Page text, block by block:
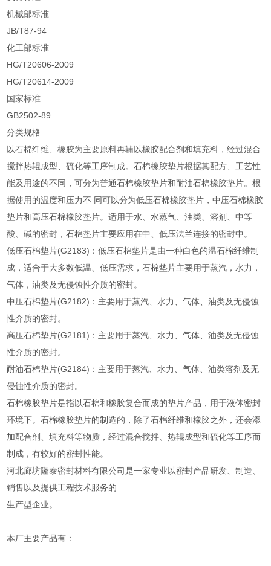
机械部标准
JB/T87-94
化工部标准
HG/T20606-2009
HG/T20614-2009
国家标准
GB2502-89
分类规格
以石棉纤维、橡胶为主要原料再辅以橡胶配合剂和填充料，经过混合
搅拌热辊成型、硫化等工序制成。石棉橡胶垫片根据其配方、工艺性
能及用途的不同，可分为普通石棉橡胶垫片和耐油石棉橡胶垫片。根
据使用的温度和压力不 同可以分为低压石棉橡胶垫片，中压石棉橡胶
垫片和高压石棉橡胶垫片。适用于水、水蒸气、油类、溶剂、中等
酸、碱的密封，石棉垫片主要应用在中、低压法兰连接的密封中。
低压石棉垫片(G2183)：低压石棉垫片是由一种白色的温石棉纤维制
成，适合于大多数低温、低压需求，石棉垫片主要用于蒸汽，水力，
气体，油类及无侵蚀性介质的密封。
中压石棉垫片(G2182)：主要用于蒸汽、水力、气体、油类及无侵蚀
性介质的密封。
高压石棉垫片(G2181)：主要用于蒸汽、水力、气体、油类及无侵蚀
性介质的密封。
耐油石棉垫片(G2184)：主要用于蒸汽、水力、气体、油类溶剂及无
侵蚀性介质的密封。
石棉橡胶垫片是指以石棉和橡胶复合而成的垫片产品，用于液体密封
环境下。石棉橡胶垫片的制造的，除了石棉纤维和橡胶之外，还会添
加配合剂、填充料等物质，经过混合搅拌、热辊成型和硫化等工序而
制成，有较好的密封性能。
河北廊坊隆泰密封材料有限公司是一家专业以密封产品研发、制造、
销售以及提供工程技术服务的
生产型企业。
本厂主要产品有：